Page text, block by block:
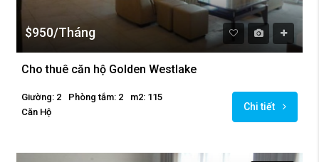
$950/Tháng
Cho thuê căn hộ Golden Westlake
Giường: 2 Phòng tắm: 2
m2: 115
Căn Hộ
Chi tiết